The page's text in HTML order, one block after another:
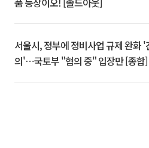
서울시, 정부에 정비사업 규제 완화 '
의'⋯국토부 "협의 중" 입장만 [종합]